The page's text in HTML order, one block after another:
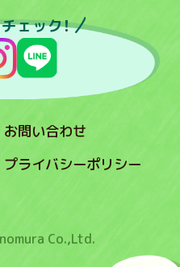
ェック！
お問い合わせ
プライバシーポリシー
Co.,Ltd.